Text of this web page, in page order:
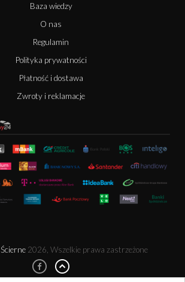
Baza wiedzy
O nas
Regulamin
Polityka prywatności
Płatność i dostawa
Zwroty i reklamacje
Ścierne 2026, Wszelkie prawa zastrzeżone